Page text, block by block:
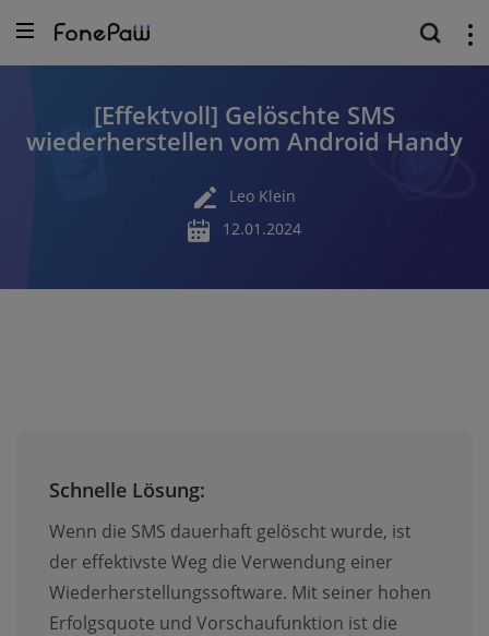
[Effektvoll] Gelöschte SMS
wiederherstellen vom Android Handy
Leo Klein
12.01.2024
Schnelle Lösung:
Wenn die SMS dauerhaft gelöscht wurde, ist
der effektivste Weg die Verwendung einer
Wiederherstellungssoftware. Mit seiner hohen
Erfolgsquote und Vorschaufunktion ist die